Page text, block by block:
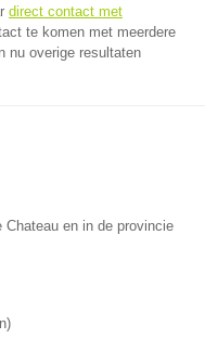
direct contact met
te komen met meerdere
nu overige resultaten
en in de provincie
)